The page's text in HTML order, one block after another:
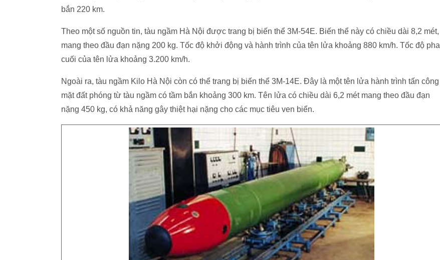
bắn 220 km.
Theo một số nguồn tin, tàu ngầm Hà Nội được trang bị biến thể 3M-54E. Biến thể này có chiều dài 8,2 mét,
mang theo đầu đạn nặng 200 kg. Tốc độ khởi động và hành trình của tên lửa khoảng 880 km/h. Tốc độ pha
cuối của tên lửa khoảng 3.200 km/h.
Ngoài ra, tàu ngầm Kilo Hà Nội còn có thể trang bị biến thể 3M-14E. Đây là một tên lửa hành trình tấn công
mặt đất phóng từ tàu ngầm có tầm bắn khoảng 300 km. Tên lửa có chiều dài 6,2 mét mang theo đầu đạn
nặng 450 kg, có khả năng gây thiệt hại nặng cho các mục tiêu ven biển.